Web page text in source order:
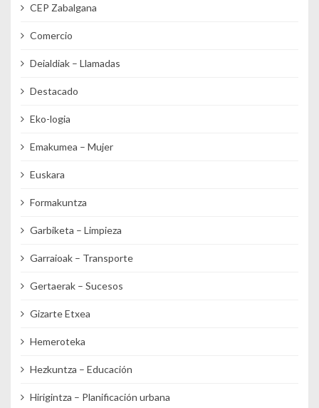
CEP Zabalgana
Comercio
Deialdiak – Llamadas
Destacado
Eko-logia
Emakumea – Mujer
Euskara
Formakuntza
Garbiketa – Limpieza
Garraioak – Transporte
Gertaerak – Sucesos
Gizarte Etxea
Hemeroteka
Hezkuntza – Educación
Hirigintza – Planificación urbana